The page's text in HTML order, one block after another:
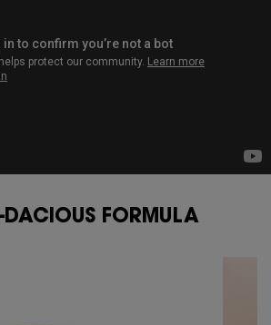
FORMULA